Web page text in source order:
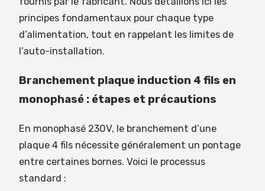
principes fondamentaux pour chaque type
d’alimentation, tout en rappelant les limites de
l’auto-installation.
Branchement plaque induction 4 fils en
monophasé : étapes et précautions
En monophasé 230V, le branchement d’une
plaque 4 fils nécessite généralement un pontage
entre certaines bornes. Voici le processus
standard :